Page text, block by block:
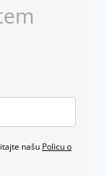
našu Policu o